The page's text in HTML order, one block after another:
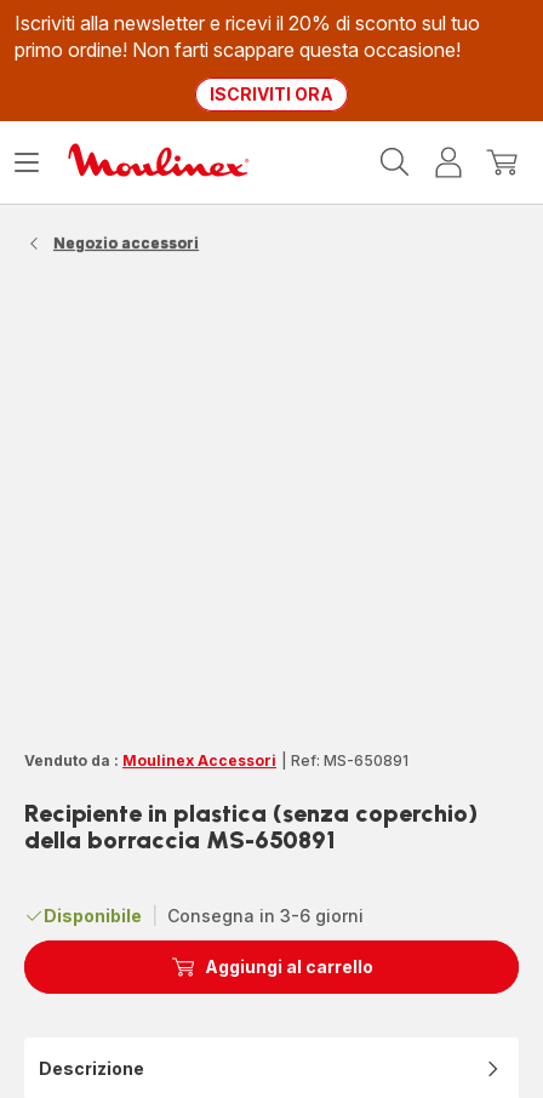
Iscriviti alla newsletter e ricevi il 20% di sconto sul tuo
primo ordine! Non farti scappare questa occasione!
ISCRIVITI ORA
Il
Apri
Negozio accessori
Venduto da : Moulinex Accessori Ref: MS-650891
Recipiente in plastica (senza coperchio)
della borraccia MS-650891
Disponibile Consegna in 3-6 giorni
Aggiungi al carrello
Descrizione